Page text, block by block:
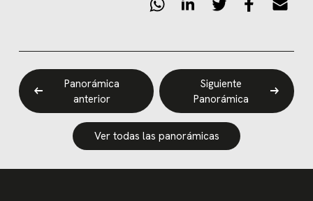
Panorámica
anterior
Siguiente
Panorámica
Ver todas las panorámicas